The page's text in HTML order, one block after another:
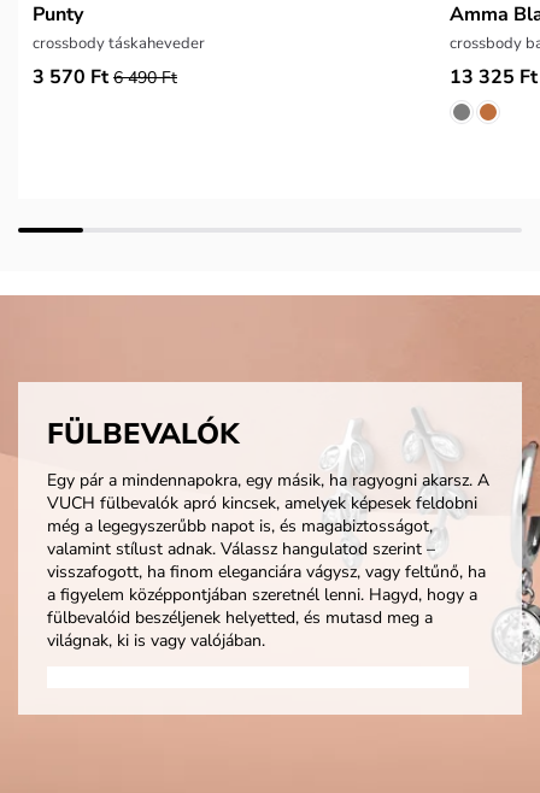
Punty
crossbody táskaheveder
3 570 Ft 6 490 Ft
Amma
crossbody
13 325 Ft
FÜLBEVALÓK
Egy pár a mindennapokra, egy másik, ha ragyogni akarsz. A
VUCH fülbevalók apró kincsek, amelyek képesek feldobni
még a legegyszerűbb napot is, és magabiztosságot,
valamint stílust adnak. Válassz hangulatod szerint –
visszafogott, ha finom eleganciára vágysz, vagy feltűnő, ha
a figyelem középpontjában szeretnél lenni. Hagyd, hogy a
fülbevalóid beszéljenek helyetted, és mutasd meg a
világnak, ki is vagy valójában.